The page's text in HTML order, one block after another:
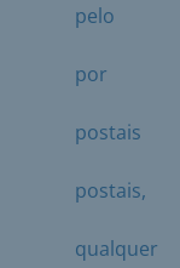
pelo
por
postais
postais,
qualquer